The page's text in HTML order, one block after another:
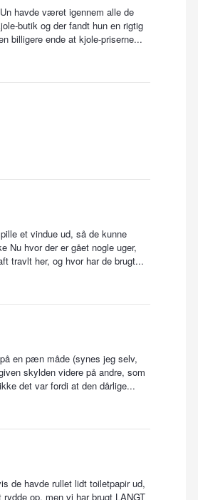
havde været igennem alle de
butik og der fandt hun en rigtig
billigere ende at kjole-priserne...
et vindue ud, så de kunne
Nu hvor der er gået nogle uger,
travlt her, og hvor har de brugt...
en pæn måde (synes jeg selv,
skylden videre på andre, som
det var fordi at den dårlige...
de havde rullet lidt toiletpapir ud,
op, men vi har brugt LANGT